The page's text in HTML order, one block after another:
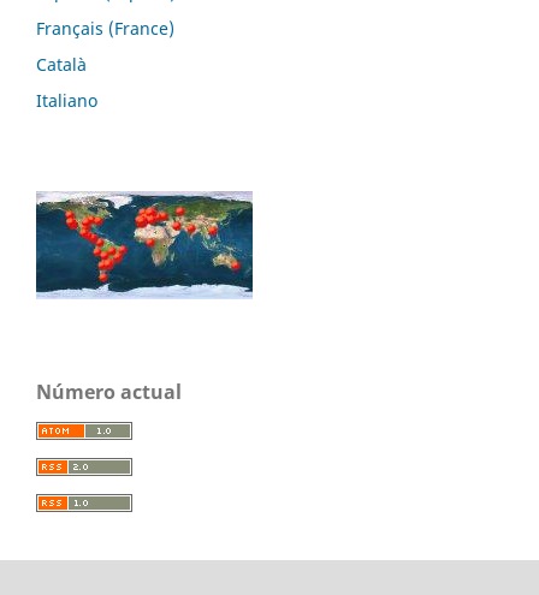
Français (France)
Català
Italiano
Número actual